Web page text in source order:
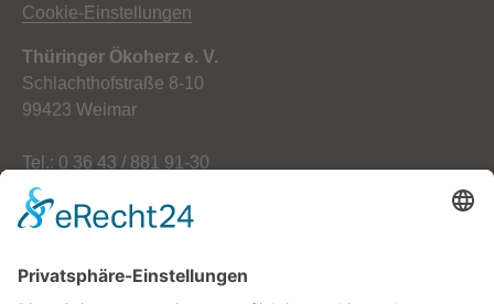
Cookie-Einstellungen
Thüringer Ökoherz e. V.
Schlachthofstraße 8-10
99423 Weimar
Tel.: 0 36 43 / 881 91-30
Fax: 0 36 43 / 881 91-59
E-Mail: info[at]oekoherz.de